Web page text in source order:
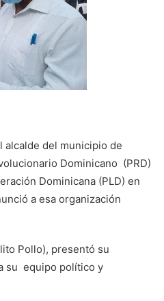
alcalde del municipio de
Dominicano (PRD)
Dominicana (PLD) en
a esa organización
Pollo), presentó su
su equipo político y